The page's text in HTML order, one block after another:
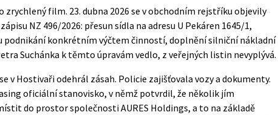
zrychlený film. 23. dubna 2026 se vobchodním rejstříku objevily
NZ 496/2026: přesun sídla na adresu U Pekáren 1645/1,
podnikání konkrétním výčtem činností, doplnění silniční nákladní
Suchánka k těmto úpravám vedlo, z veřejných listin nevyplývá.
v Hostivaři odehrál zásah. Policie zajišťovala vozy a dokumenty.
oficiální stanovisko, v němž potvrdil, že několik jím
do prostor společnosti AURES Holdings, a to na základě